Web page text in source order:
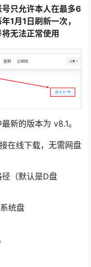
只允许本人在最多6
1月1日刷新一次，
无法正常使用
新的版本为 v8.1。
在线下载，无需网盘
（默认是D盘
统盘